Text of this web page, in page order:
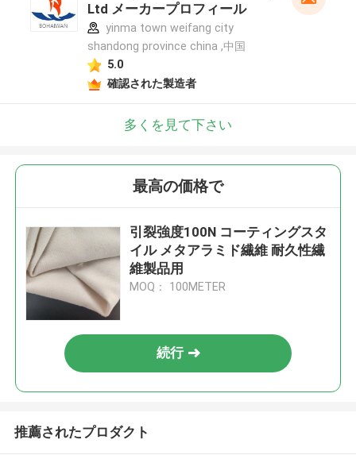
Ltd メーカープロフィール
yinma town weifang city
shandong province china ,中国
5.0
確認された製造者
多くを見て下さい
最高の価格で
引裂強度100N コーティングスタ
イル メタアラミド繊維 耐久性繊
維製品用
MOQ： 100METER
続行
推薦されたプロダクト